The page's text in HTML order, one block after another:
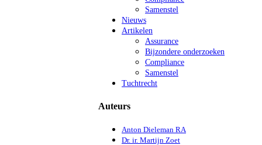
Samenstel
Nieuws
Artikelen
Assurance
Bijzondere onderzoeken
Compliance
Samenstel
Tuchtrecht
Auteurs
Anton Dieleman RA
Dr. ir. Martijn Zoet